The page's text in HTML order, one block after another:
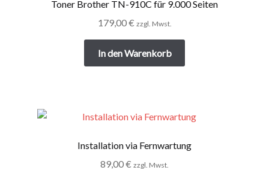
Toner Brother TN-910C für 9.000 Seiten
179,00€ zzgl. Mwst.
In den Warenkorb
Installation via Fernwartung
89,00€ zzgl. Mwst.